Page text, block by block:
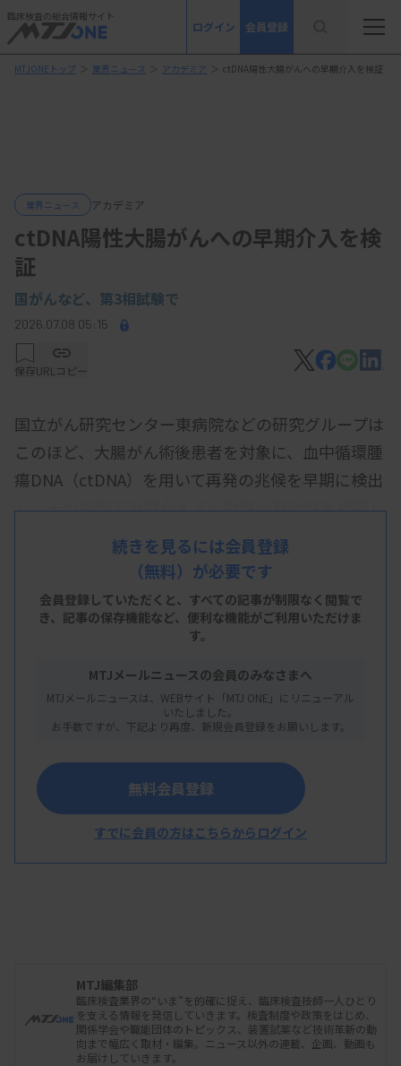
臨床検査の総合情報サイト
ログイン 会員登録
MTJONEトップ ＞ 業界ニュース ＞ アカデミア ＞ ctDNA陽性大腸がんへの早期介入を検証
業界ニュース アカデミア
ctDNA陽性大腸がんへの早期介入を検
証
国がんなど、第3相試験で
2026.07.08 05:15
保存URLコピー
国立がん研究センター東病院などの研究グループは
このほど、大腸がん術後患者を対象に、血中循環腫
瘍DNA（ctDNA）を用いて再発の兆候を早期に検出
し、その段階で治療介入する戦略の有効性を検証し
た第3相臨床試験「ALTAIR」の結果を発表した。
主要評価項目である無病生存期間（DFS）の有意な
改善は確認されなかったものの、リキッドバイオプ
シーを活用した個別化治療戦略を前向き試験で検証
Medicine」に掲載された。
リキッドバイオプシーによる大腸がん再
発高リスク群への早期先制治療戦略の可
能性を世界に先駆けて検討―ctDNA陽性
患者さんを対象とした第III相臨床試験
続きを見るには会員登録
（無料）が必要です
会員登録していただくと、すべての記事が制限なく閲覧で
き、 記事の保存機能など、便利な機能がご利用いただけま
す。
MTJメールニュースの会員のみなさまへ
MTJメールニュースは、WEBサイト「MTJ ONE」にリニューアル
いたしました。
お手数ですが、下記より再度、新規会員登録をお願いします。
無料会員登録
すでに会員の方はこちらからログイン
MTJ編集部
臨床検査業界の“いま”を的確に捉え、臨床検査技師一人ひとり
を支える情報を発信していきます。検査制度や政策をはじめ、
関係学会や職能団体のトピックス、装置試薬など技術革新の動
向まで幅広く取材・編集。ニュース以外の連載、企画、動画も
お届けしていきます。